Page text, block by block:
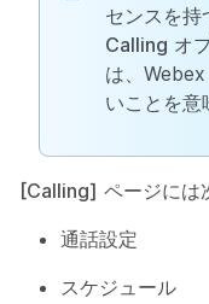
センスを持
Calling オ
は、
いことを意
[Calling] ページには
通話設定
スケジュール